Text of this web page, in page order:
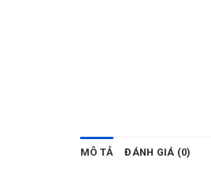
MÔ TẢ ĐÁNH GIÁ (0)